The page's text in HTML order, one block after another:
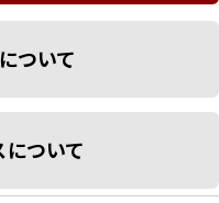
ついて
について